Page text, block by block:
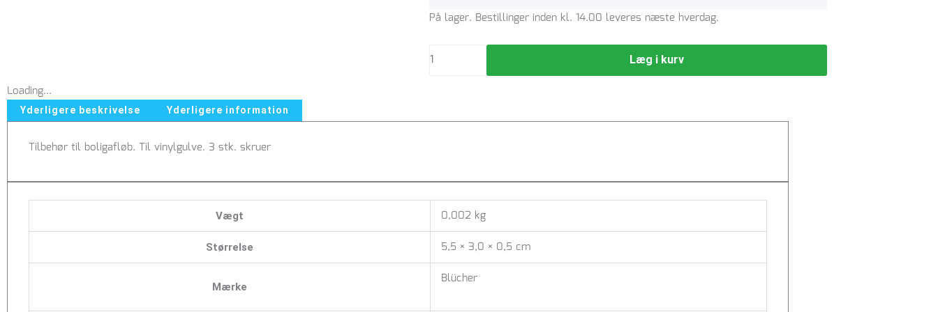
På lager. Bestillinger inden kl. 14.00 leveres næste hverdag.
Blücher
vinyl
Læg i kurv
Loading...
Yderligere beskrivelse Yderligere information
Tilbehør til boligafløb. Til vinylgulve. 3 stk. skruer
Vægt 0,002 kg
Størrelse 5,5 × 3,0 × 0,5 cm
Mærke Blücher